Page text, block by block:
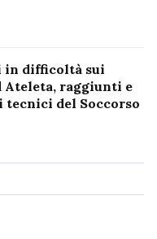
in difficoltà sui
raggiunti e
del Soccorso